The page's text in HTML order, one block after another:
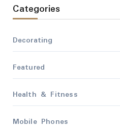
Categories
Decorating
Featured
Health & Fitness
Mobile Phones